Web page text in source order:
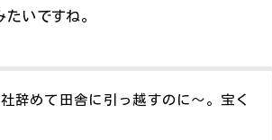
いですね。
辞めて田舎に引っ越すのに～。宝く